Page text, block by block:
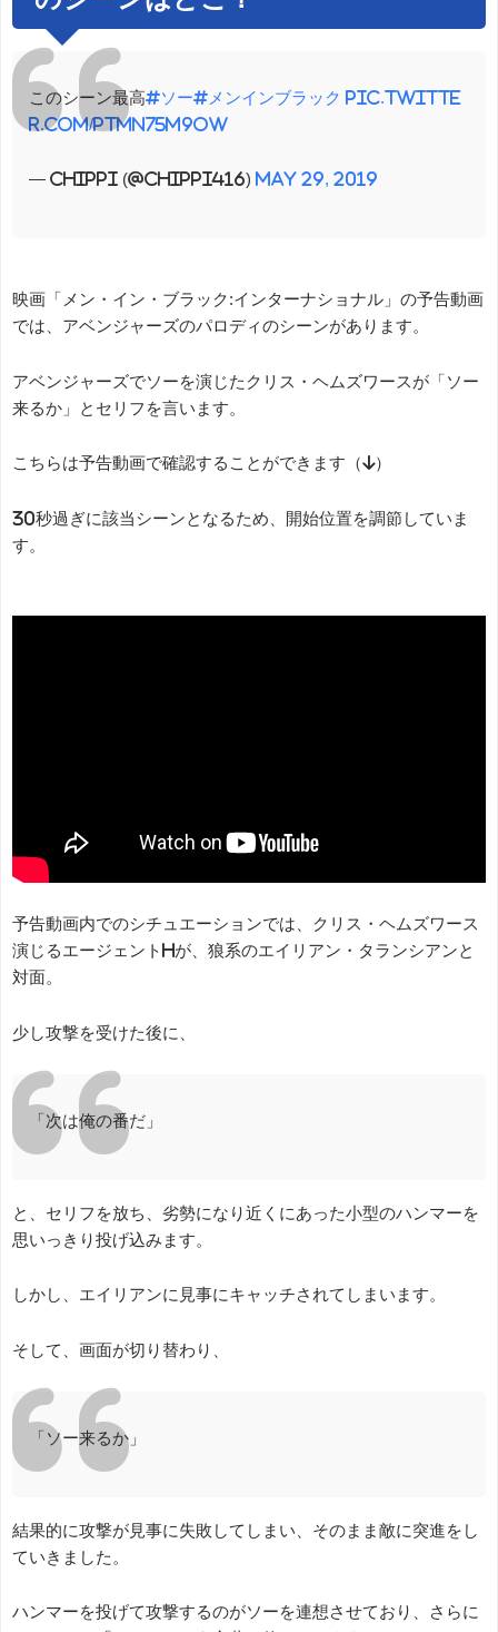
このシーン最高#ソー#メンインブラック pic.twitte
r.com/PTmN75m9oW
— chippi (@chippi416) May 29, 2019
映画「メン・イン・ブラック:インターナショナル」の予告動画
では、アベンジャーズのパロディのシーンがあります。
アベンジャーズでソーを演じたクリス・ヘムズワースが「ソー
来るか」とセリフを言います。
こちらは予告動画で確認することができます（↓）
30秒過ぎに該当シーンとなるため、開始位置を調節していま
す。
予告動画内でのシチュエーションでは、クリス・ヘムズワース
演じるエージェントHが、狼系のエイリアン・タランシアンと
対面。
少し攻撃を受けた後に、
「次は俺の番だ」
と、セリフを放ち、劣勢になり近くにあった小型のハンマーを
思いっきり投げ込みます。
しかし、エイリアンに見事にキャッチされてしまいます。
そして、画面が切り替わり、
「ソー来るか」
結果的に攻撃が見事に失敗してしまい、そのまま敵に突進をし
ていきました。
ハンマーを投げて攻撃するのがソーを連想させており、さらに